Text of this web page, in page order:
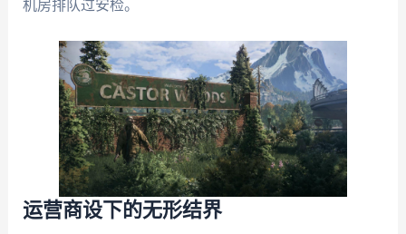
机房排队过安检。
运营商设下的无形结界